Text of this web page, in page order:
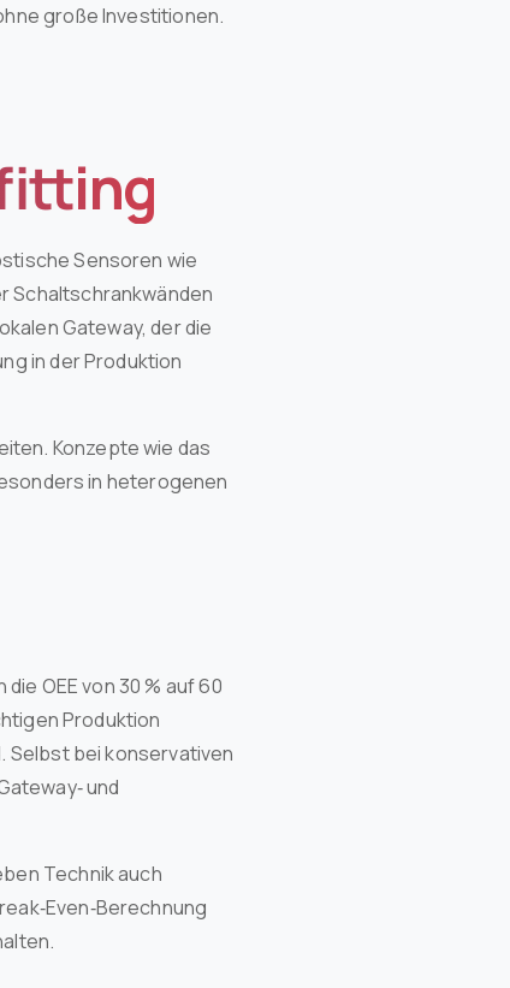
große Investitionen.
Sensoren wie
Schaltschrankwänden
Gateway, der die
in der Produktion
Konzepte wie das
in heterogenen
OEE von 30 % auf 60
Produktion
Selbst bei konservativen
und
Technik auch